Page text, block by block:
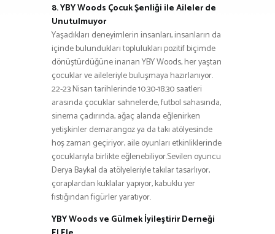
8. YBY Woods Çocuk Şenliği ile Aileler de
Unutulmuyor
Yaşadıkları deneyimlerin insanları, insanların da
içinde bulundukları toplulukları pozitif biçimde
dönüştürdüğüne inanan YBY Woods, her yaştan
çocuklar ve aileleriyle buluşmaya hazırlanıyor.
22-23 Nisan tarihlerinde 10.30-18.30 saatleri
arasında çocuklar sahnelerde, futbol sahasında,
sinema çadırında, ağaç alanda eğlenirken
yetişkinler demarangoz ya da takı atölyesinde
hoş zaman geçiriyor, aile oyunları etkinliklerinde
çocuklarıyla birlikte eğlenebiliyor.Sevilen oyuncu
Derya Baykal da atölyeleriyle takılar tasarlıyor,
çoraplardan kuklalar yapıyor, kabuklu yer
fıstığından figürler yaratıyor.
YBY Woods ve Gülmek İyileştirir Derneği